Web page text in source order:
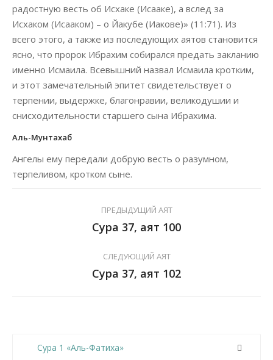
радостную весть об Исхаке (Исааке), а вслед за
Исхаком (Исааком) – о Йакубе (Иакове)» (11:71). Из
всего этого, а также из последующих аятов становится
ясно, что пророк Ибрахим собирался предать закланию
именно Исмаила. Всевышний назвал Исмаила кротким,
и этот замечательный эпитет свидетельствует о
терпении, выдержке, благонравии, великодушии и
снисходительности старшего сына Ибрахима.
Аль-Мунтахаб
Ангелы ему передали добрую весть о разумном,
терпеливом, кротком сыне.
ПРЕДЫДУЩИЙ АЯТ
Сура 37, аят 100
СЛЕДУЮЩИЙ АЯТ
Сура 37, аят 102
Сура 1 «Аль-Фатиха»